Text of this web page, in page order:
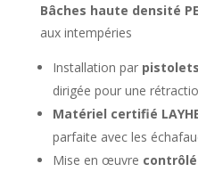
Bâches haute densité
aux intempéries
Installation par
dirigée pour une
Matériel certifié
parfaite avec les
Mise en œuvre